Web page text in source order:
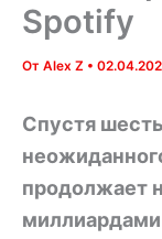
Spotify
От Alex Z •
Спустя
продолжает